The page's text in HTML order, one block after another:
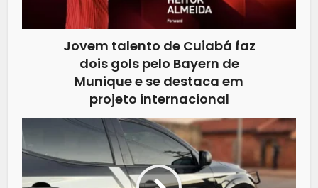
Jovem talento de Cuiabá faz
dois gols pelo Bayern de
Munique e se destaca em
projeto internacional